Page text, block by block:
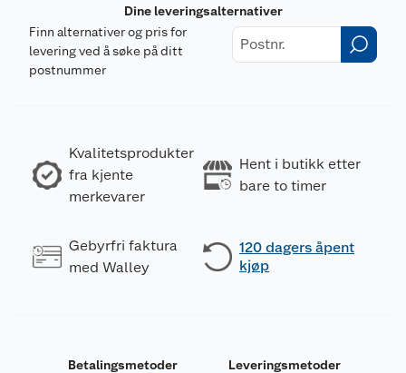
Dine leveringsalternativer
Finn alternativer og pris for
levering ved å søke på ditt
postnummer
Kvalitetsprodukter
fra kjente
merkevarer
Hent i butikk etter
bare to timer
Gebyrfri faktura
med Walley
120 dagers åpent
kjøp
Betalingsmetoder Leveringsmetoder